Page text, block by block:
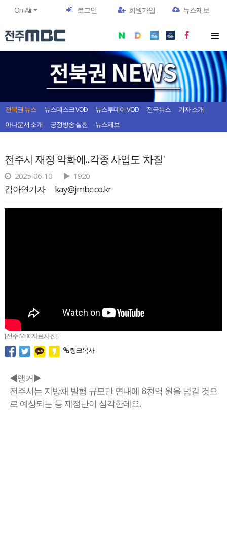
On-Air 로그인 회원가입 뉴스제보
전북권 뉴스 뉴스데스크 VOD 뉴스투데이 VOD 전국뉴스
기자 소개
아나운서 소개
공정방송 실천 뉴스제보
전주시 재정 악화에..각종 사업도 '차질'
2025-06-10 1920
김아연기자 kay@jmbc.co.kr
[전주 MBC자료사진]
링크복사
◀앵커▶
전주시는 지방채 발행 규모만 연내에 6천억 원을 넘길 것으
로 예상되는 등 재정난이 심각한데요.